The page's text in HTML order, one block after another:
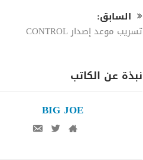
السابق:
تسريب موعد إصدار CONTROL
نبذة عن الكاتب
BIG JOE